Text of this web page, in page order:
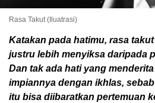
Rasa Takut (Iluatrasi)
Katakan pada hatimu, rasa
justru lebih menyiksa daripada
Dan tak ada hati yang
impiannya dengan ikhlas,
itu bisa diibaratkan pertemuan